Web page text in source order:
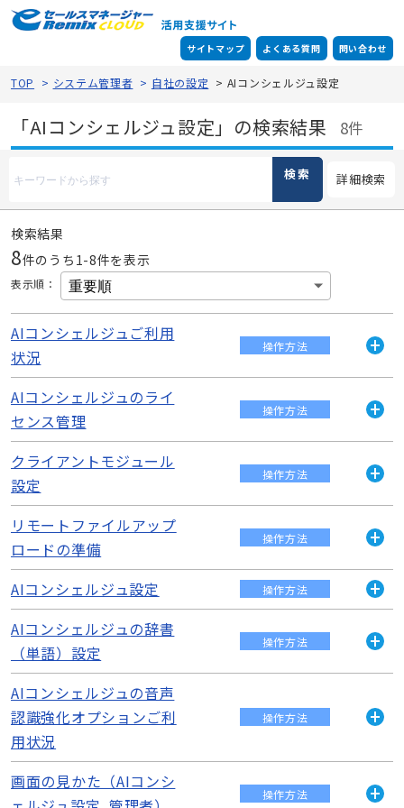
サイトマップ よくある質問 問い合わせ
TOP > システム管理者 > 自社の設定 > AIコンシェルジュ設定
「AIコンシェルジュ設定」の検索結果 8件
検索 詳細検索
検索結果
8件のうち1-8件を表示
表示順 ：
操作方法
AIコンシェルジュご利用
状況
く
AIコンシェルジュで使用された文字数を確認することが可能
です。 AIコンシェルジュのご利用状況の参照 当月（現在）
AIコンシェルジュで利用されている文字数を参照する場合を
例に、説明しま...
操作方法
AIコンシェルジュのライ
センス管理
く
社員にAIコンシェルジュライセンスの付与・付与したライセ
ンスの解除が可能です。 社員にAIコンシェルジュライセン
スを付与することで、対象の社員がAIコンシェルジュの各種
機能を利用できるよう...
続きを読む
操作方法
クライアントモジュール
設定
く
クライアントモジュールは、以下の構成になっています。
初回実行時に一部フォルダが自動作成されます。 アップロ
ードするファイルの種類 ...
続きを読む
操作方法
リモートファイルアップ
ロードの準備
く
AIコンシェルジュでは、次の3つのジャンルのファイルをAI
に学習させ、その内容について質問を行うことができます。
・規定資料 ・商品説明書類 ・提案資料 ...
続きを読む
操作方法
AIコンシェルジュ設定
開
AIコンシェルジュ設定画面で各種設定を行うことで、AIコン
シェルジュのナレッジサジェスト機能を利用するためのAI学
習用のファイルを専用のバッチファイルを使用してアップ
ロードしたり、アップロー...
続きを読む
操作方法
AIコンシェルジュの辞書
（単語）設定
く
音声認識強化オプションでは、AIコンシェルジュアプリで文
字起こしする際に使用する辞書（単語）を設定することが
可能です。 専門用語などの単語を登録しておくことで、文
字起こしの際に音声で発話され...
続きを読む
操作方法
AIコンシェルジュの音声
認識強化オプションご利
用状況
AIコンシェルジュアプリで文字起こしを行う際に、各種音声
エンジンモデルごとに使用された時間を確認することが可
操作方法
画面の見かた（AIコンシ